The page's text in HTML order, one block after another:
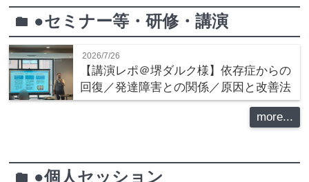
folder ●セミナー等・研修・講演
2026/7/26
【講演レポ＠堺ダルク様】依存症からの
回復／発達障害との関係／原因と改善法
more...
folder ●個人セッション